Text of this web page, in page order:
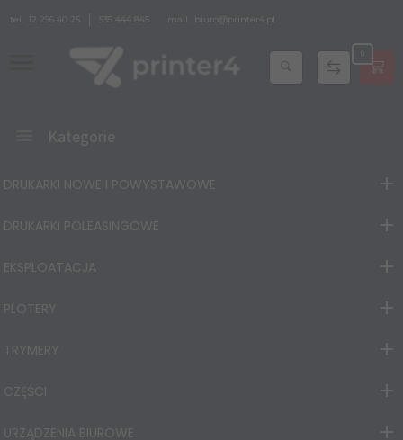
tel. 12 296 40 25 535 444 845 mail: biuro@printer4.pl
Kategorie
DRUKARKI NOWE I POWYSTAWOWE
DRUKARKI POLEASINGOWE
EKSPLOATACJA
PLOTERY
TRYMERY
CZĘŚCI
URZĄDZENIA BIUROWE